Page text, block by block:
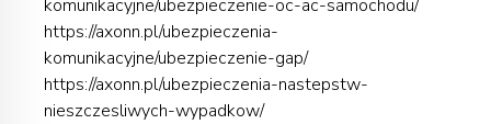
komunikacyjne/ubezpieczenie-oc-ac-samochodu/
https://axonn.pl/ubezpieczenia-
komunikacyjne/ubezpieczenie-gap/
https://axonn.pl/ubezpieczenia-nastepstw-
nieszczesliwych-wypadkow/